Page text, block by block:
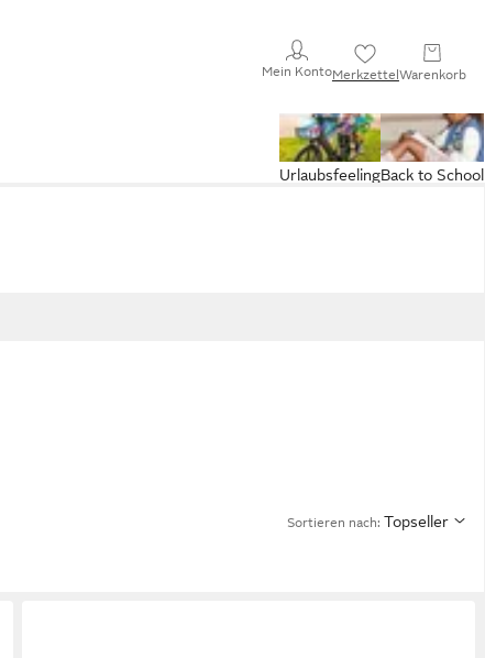
Mein KontoMerkzettelWarenkorb
Back to School
Urlaubsfeeling
Sortieren nach: Topseller